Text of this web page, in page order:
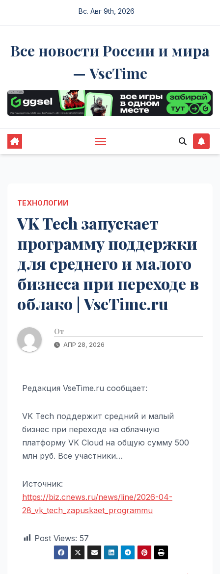
Вс. Авг 9th, 2026
Все новости России и мира
— VseTime
ТЕХНОЛОГИИ
VK Tech запускает
программу поддержки
для среднего и малого
бизнеса при переходе в
облако | VseTime.ru
От
АПР 28, 2026
Редакция VseTime.ru сообщает:
VK Tech поддержит средний и малый
бизнес при переходе на облачную
платформу VK Cloud на общую сумму 500
млн руб. Все участники…
Источник:
https://biz.cnews.ru/news/line/2026-04-
28_vk_tech_zapuskaet_programmu
Post Views: 57